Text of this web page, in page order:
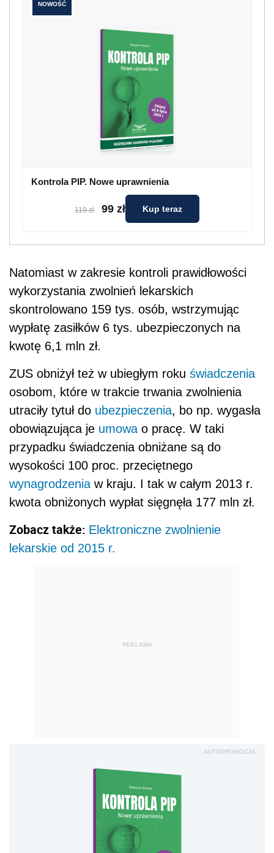
NOWOŚĆ
Kontrola PIP. Nowe uprawnienia
119 zł 99 zł Kup teraz
Natomiast w zakresie kontroli prawidłowości
wykorzystania zwolnień lekarskich
skontrolowano 159 tys. osób, wstrzymując
wypłatę zasiłków 6 tys. ubezpieczonych na
kwotę 6,1 mln zł.
ZUS obniżył też w ubiegłym roku świadczenia
osobom, które w trakcie trwania zwolnienia
utraciły tytuł do ubezpieczenia, bo np. wygasła
obowiązująca je umowa o pracę. W taki
przypadku świadczenia obniżane są do
wysokości 100 proc. przeciętnego
wynagrodzenia w kraju. I tak w całym 2013 r.
kwota obniżonych wypłat sięgnęła 177 mln zł.
Zobacz także: Elektroniczne zwolnienie
lekarskie od 2015 r.
REKLAMA
AUTOPROMOCJA